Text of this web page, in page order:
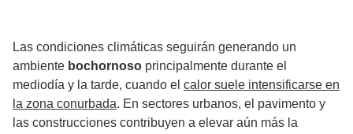
Las condiciones climáticas seguirán generando un
ambiente bochornoso principalmente durante el
mediodía y la tarde, cuando el calor suele intensificarse en
la zona conurbada. En sectores urbanos, el pavimento y
las construcciones contribuyen a elevar aún más la